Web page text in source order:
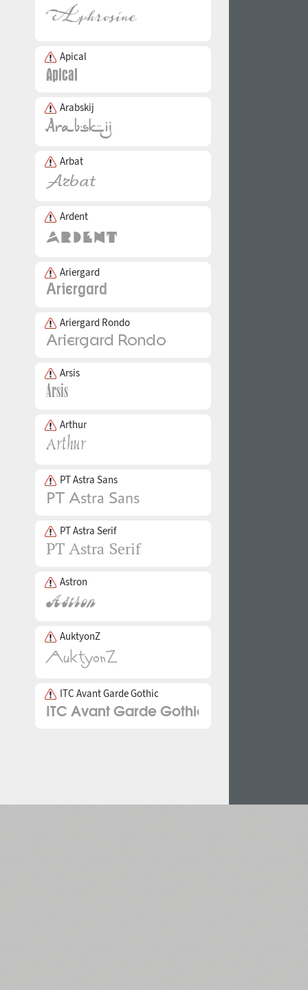
Apical
Arabskij
Arbat
Ardent
Ariergard
Ariergard Rondo
Arsis
Arthur
PT Astra Sans
PT Astra Serif
Astron
AuktyonZ
ITC Avant Garde Gothic